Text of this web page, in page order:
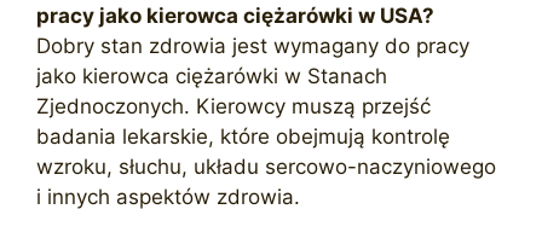
pracy jako kierowca ciężarówki w USA?
Dobry stan zdrowia jest wymagany do pracy
jako kierowca ciężarówki w Stanach
Zjednoczonych. Kierowcy muszą przejść
badania lekarskie, które obejmują kontrolę
wzroku, słuchu, układu sercowo-naczyniowego
i innych aspektów zdrowia.